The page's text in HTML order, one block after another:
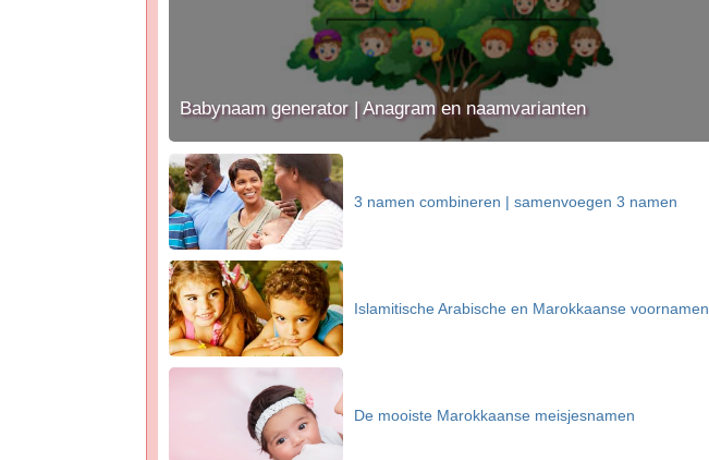
Babynaam generator | Anagram en naamvarianten
3 namen combineren | samenvoegen 3 namen
Islamitische Arabische en Marokkaanse voornamen
De mooiste Marokkaanse meisjesnamen